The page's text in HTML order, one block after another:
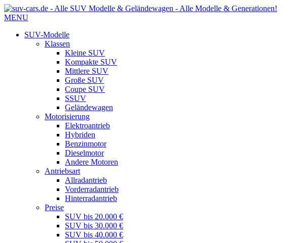
MENU
SUV-Modelle
Klassen
Kleine SUV
Kompakte SUV
Mittlere SUV
Große SUV
Coupe SUV
SSUV
Geländewagen
Motorisierung
Elektroantrieb
Hybriden
Benzinmotor
Dieselmotor
Andere Motoren
Antriebsart
Allradantrieb
Vorderradantrieb
Hinterradantrieb
Preise
SUV bis 20.000 €
SUV bis 30.000 €
SUV bis 40.000 €